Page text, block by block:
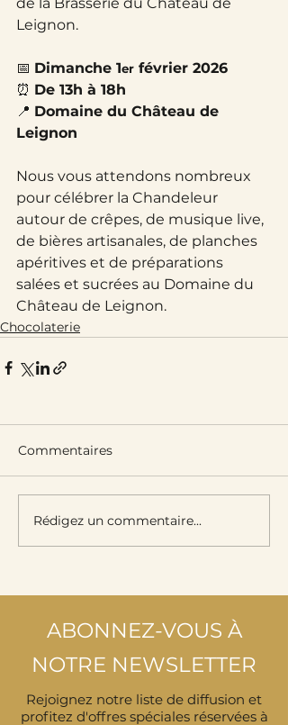
Leignon.
📅 Dimanche 1er février 2026
⏰ De 13h à 18h
📍 Domaine du Château de
Leignon
Nous vous attendons nombreux
pour célébrer la Chandeleur
autour de crêpes, de musique live,
de bières artisanales, de planches
apéritives et de préparations
salées et sucrées au Domaine du
Château de Leignon.
Chocolaterie
Commentaires
Rédigez un commentaire...
ABONNEZ-VOUS À
NOTRE NEWSLETTER
Rejoignez notre liste de diffusion et
profitez d'offres spéciales réservées à